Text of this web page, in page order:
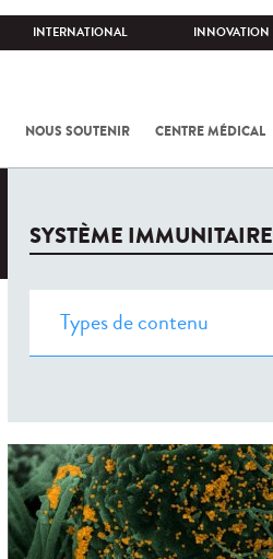
INTERNATIONAL INNOVATION
NOUS SOUTENIR CENTRE MÉDICAL
SYSTÈME IMMUNITAIRE